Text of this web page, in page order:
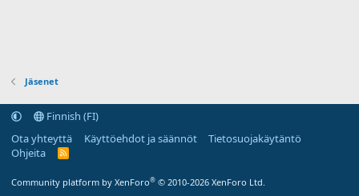
Jäsenet
Finnish (FI)
Ota yhteyttä
Käyttöehdot ja säännöt
Tietosuojakäytäntö
Ohjeita
R
Community platform by XenForo® © 2010-2026 XenForo Ltd.